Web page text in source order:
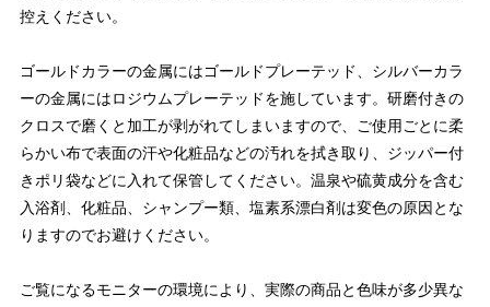
控えください。
ゴールドカラーの金属にはゴールドプレーテッド、シルバーカラ
ーの金属にはロジウムプレーテッドを施しています。研磨付きの
クロスで磨くと加工が剥がれてしまいますので、ご使用ごとに柔
らかい布で表面の汗や化粧品などの汚れを拭き取り、ジッパー付
きポリ袋などに入れて保管してください。温泉や硫黄成分を含む
入浴剤、化粧品、シャンプー類、塩素系漂白剤は変色の原因とな
りますのでお避けください。
ご覧になるモニターの環境により、実際の商品と色味が多少異な